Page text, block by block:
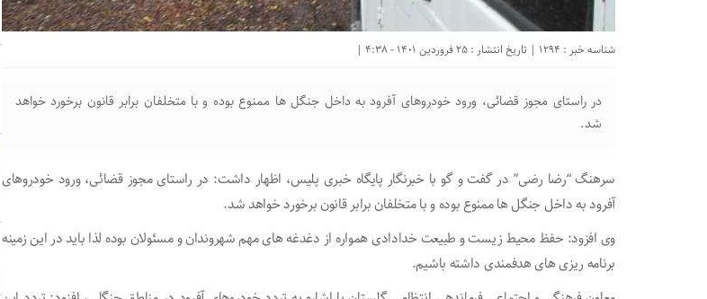
شناسه خبر : 1294 | تاریخ انتشار : 25 فروردین 1401 - 4:38 |
در راستای مجوز قضائی، ورود خودروهای آفرود به داخل جنگل ها ممنوع بوده و با متخلفان برابر قانون برخورد خواهد
شد.
سرهنگ “رضا رضی” در گفت و گو با خبرنگار پایگاه خبری پلیس، اظهار داشت: در راستای مجوز قضائی، ورود خودروهای
آفرود به داخل جنگل ها ممنوع بوده و با متخلفان برابر قانون برخورد خواهد شد.
وی افزود: حفظ محیط زیست و طبیعت خدادادی همواره از دغدغه های مهم شهروندان و مسئولان بوده لذا باید در این زمینه
برنامه ریزی های هدفمندی داشته باشیم.